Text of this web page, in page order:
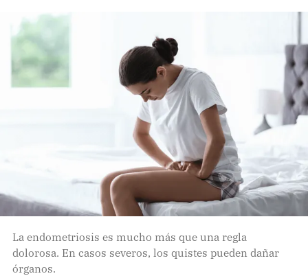
Entrevistas
Opinión
Cartas y réplicas
Pon tu lupa sobre lo
que importa
Dona aquí
La endometriosis es mucho más que una regla
dolorosa. En casos severos, los quistes pueden dañar
órganos.